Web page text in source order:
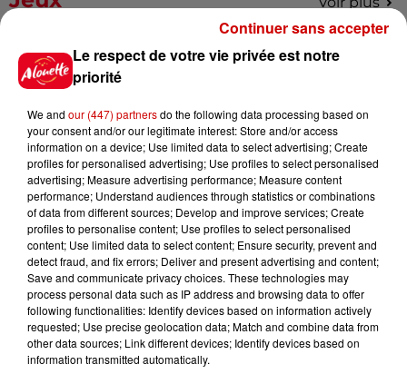
Gagnez vos places pour le
festival Marché Gourmand 2026
Le Duel - Gagnez vos entrées
pour l'un des zoos de nos
régions !
Destination Vacances - Gagnez
votre séjour en famille au cœur
de la...
Le respect de votre vie privée est notre
priorité
We and our (447) partnersdo the following data processing based on
your consent and/or our legitimate interest: Store and/or access
information on a device; Use limited data to select advertising; Create
profiles for personalised advertising; Use profiles to select personalised
advertising; Measure advertising performance; Measure content
performance; Understand audiences through statistics or combinations
of data from different sources; Develop and improve services; Create
profiles to personalise content; Use profiles to select personalised
content; Use limited data to select content; Ensure security, prevent and
detect fraud, and fix errors; Deliver and present advertising and content;
Save and communicate privacy choices. These technologies may
process personal data such as IP address and browsing data to offer
following functionalities: Identify devices based on information actively
requested; Use precise geolocation data; Match and combine data from
other data sources; Link different devices; Identify devices based on
information transmitted automatically.
Continuer sans accepter